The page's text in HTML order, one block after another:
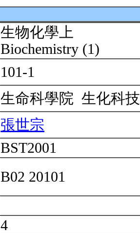
生物化學上
Biochemistry (1)
101-1
生命科學院 生化科
張世宗
BST2001
B02 20101
4